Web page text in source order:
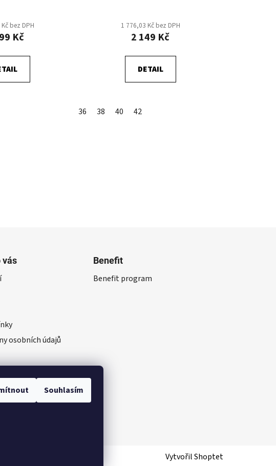
Souhlasím
bez DPH
Kč
1 776,03 Kč bez DPH
2 149 Kč
DETAIL
36 38 40 42
vás
osobních údajů
Benefit
Benefit program
Vytvořil Shoptet